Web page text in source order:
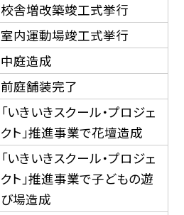
校舎増改築竣工式挙行
室内運動場竣工式挙行
中庭造成
前庭舗装完了
「いきいきスクール・プロジェ
クト」推進事業で花壇造成
「いきいきスクール・プロジェ
クト」推進事業で子どもの遊
び場造成